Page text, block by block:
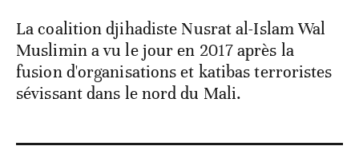
La coalition djihadiste Nusrat al-Islam Wal
Muslimin a vu le jour en 2017 après la
fusion d'organisations et katibas terroristes
sévissant dans le nord du Mali.